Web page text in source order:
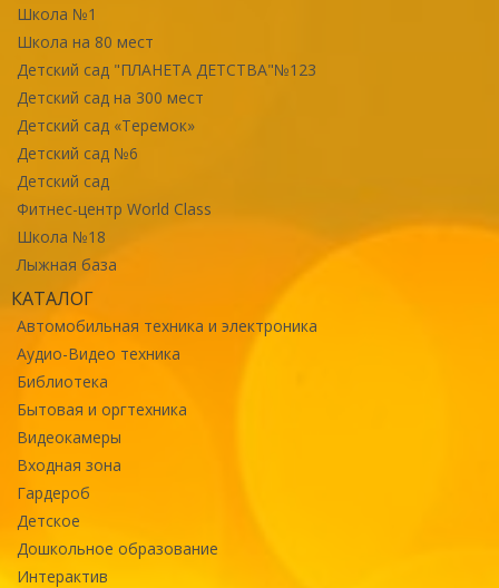
Школа №1
Школа на 80 мест
Детский сад "ПЛАНЕТА ДЕТСТВА"№123
Детский сад на 300 мест
Детский сад «Теремок»
Детский сад №6
Детский сад
Фитнес-центр World Class
Школа №18
Лыжная база
КАТАЛОГ
Автомобильная техника и электроника
Аудио-Видео техника
Библиотека
Бытовая и оргтехника
Видеокамеры
Входная зона
Гардероб
Детское
Дошкольное образование
Интерактив